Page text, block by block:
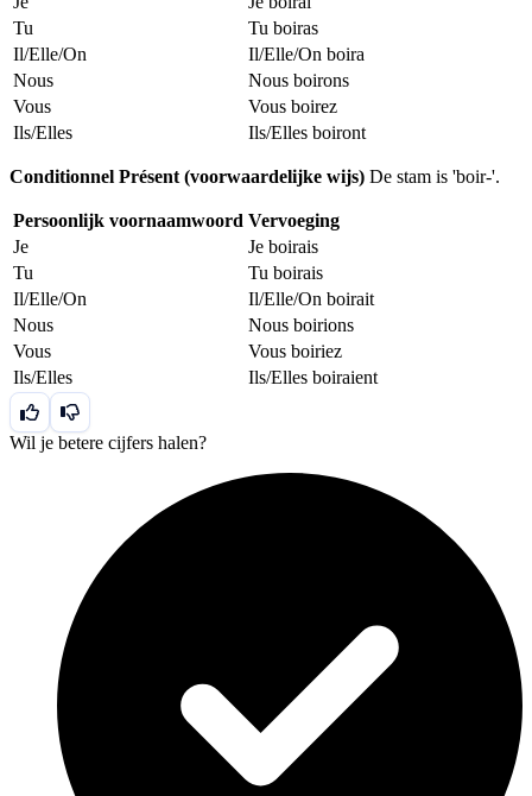
Tu
Tu boiras
Il/Elle/On
Il/Elle/On boira
Nous
Nous boirons
Vous
Vous boirez
Ils/Elles
Ils/Elles boiront
Conditionnel Présent (voorwaardelijke wijs) De stam is 'boir-'.
Persoonlijk voornaamwoord Vervoeging
Je
Je boirais
Tu
Tu boirais
Il/Elle/On
Il/Elle/On boirait
Nous
Nous boirions
Vous
Vous boiriez
Ils/Elles
Ils/Elles boiraient
Wil je betere cijfers halen?